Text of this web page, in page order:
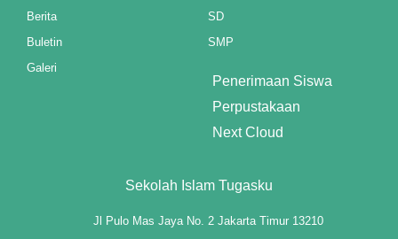
Berita
Buletin
Galeri
SD
SMP
Penerimaan Siswa
Perpustakaan
Next Cloud
Sekolah Islam Tugasku
Jl Pulo Mas Jaya No. 2 Jakarta Timur 13210